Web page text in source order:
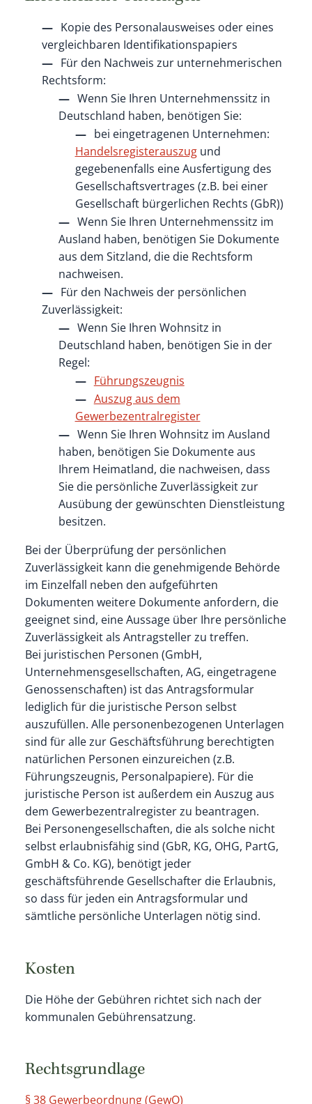
Kopie des Personalausweises oder eines
vergleichbaren Identifikationspapiers
Für den Nachweis zur unternehmerischen
Rechtsform:
Wenn Sie Ihren Unternehmenssitz in
Deutschland haben, benötigen Sie:
bei eingetragenen Unternehmen:
Handelsregisterauszugund
gegebenenfalls eine Ausfertigung des
Gesellschaftsvertrages (z.B. bei einer
Gesellschaft bürgerlichen Rechts (GbR))
Wenn Sie Ihren Unternehmenssitz im
Ausland haben, benötigen Sie Dokumente
aus dem Sitzland, die die Rechtsform
nachweisen.
Für den Nachweis der persönlichen
Zuverlässigkeit:
Wenn Sie Ihren Wohnsitz in
Deutschland haben, benötigen Sie in der
Regel:
Führungszeugnis
Auszug aus dem
Gewerbezentralregister
Wenn Sie Ihren Wohnsitz im Ausland
haben, benötigen Sie Dokumente aus
Ihrem Heimatland, die nachweisen, dass
Sie die persönliche Zuverlässigkeit zur
Ausübung der gewünschten Dienstleistung
besitzen.
Bei der Überprüfung der persönlichen
Zuverlässigkeit kann die genehmigende Behörde
im Einzelfall neben den aufgeführten
Dokumenten weitere Dokumente anfordern, die
geeignet sind, eine Aussage über Ihre persönliche
Zuverlässigkeit als Antragsteller zu treffen.
Bei juristischen Personen (GmbH,
Unternehmensgesellschaften, AG, eingetragene
Genossenschaften) ist das Antragsformular
lediglich für die juristische Person selbst
auszufüllen. Alle personenbezogenen Unterlagen
sind für alle zur Geschäftsführung berechtigten
natürlichen Personen einzureichen (z.B.
Führungszeugnis, Personalpapiere). Für die
juristische Person ist außerdem ein Auszug aus
dem Gewerbezentralregister zu beantragen.
Bei Personengesellschaften, die als solche nicht
selbst erlaubnisfähig sind (GbR, KG, OHG, PartG,
GmbH & Co. KG), benötigt jeder
geschäftsführende Gesellschafter die Erlaubnis,
so dass für jeden ein Antragsformular und
sämtliche persönliche Unterlagen nötig sind.
Kosten
Die Höhe der Gebühren richtet sich nach der
kommunalen Gebührensatzung.
Rechtsgrundlage
§ 38 Gewerbeordnung (GewO)